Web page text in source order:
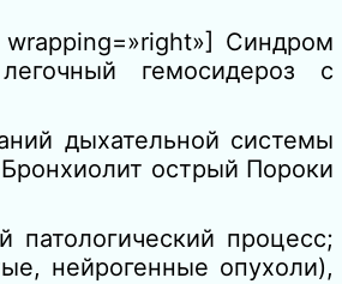
Синдром
гемосидероз с
дыхательной системы
острый Пороки
патологический процесс;
нейрогенные опухоли),